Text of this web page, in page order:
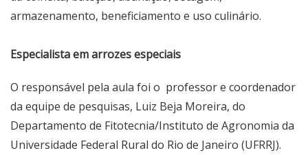
armazenamento, beneficiamento e uso culinário.
Especialista em arrozes especiais
O responsável pela aula foi o professor e coordenador
da equipe de pesquisas, Luiz Beja Moreira, do
Departamento de Fitotecnia/Instituto de Agronomia da
Universidade Federal Rural do Rio de Janeiro (UFRRJ).